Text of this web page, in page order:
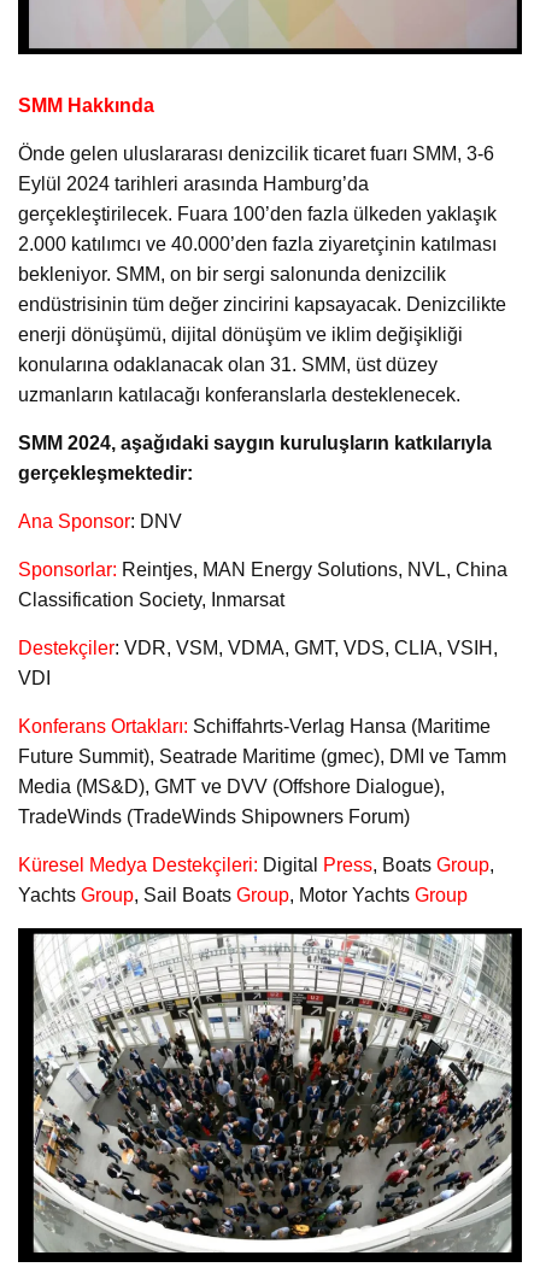
SMM Hakkında
Önde gelen uluslararası denizcilik ticaret fuarı SMM, 3-6
Eylül 2024 tarihleri arasında Hamburg’da
gerçekleştirilecek. Fuara 100’den fazla ülkeden yaklaşık
2.000 katılımcı ve 40.000’den fazla ziyaretçinin katılması
bekleniyor. SMM, on bir sergi salonunda denizcilik
endüstrisinin tüm değer zincirini kapsayacak. Denizcilikte
enerji dönüşümü, dijital dönüşüm ve iklim değişikliği
konularına odaklanacak olan 31. SMM, üst düzey
uzmanların katılacağı konferanslarla desteklenecek.
SMM 2024, aşağıdaki saygın kuruluşların katkılarıyla
gerçekleşmektedir:
Ana Sponsor: DNV
Sponsorlar: Reintjes, MAN Energy Solutions, NVL, China
Classification Society, Inmarsat
Destekçiler: VDR, VSM, VDMA, GMT, VDS, CLIA, VSIH,
VDI
Konferans Ortakları: Schiffahrts-Verlag Hansa (Maritime
Future Summit), Seatrade Maritime (gmec), DMI ve Tamm
Media (MS&D), GMT ve DVV (Offshore Dialogue),
TradeWinds (TradeWinds Shipowners Forum)
Küresel Medya Destekçileri: Digital Press, Boats Group,
Yachts Group, Sail Boats Group, Motor Yachts Group